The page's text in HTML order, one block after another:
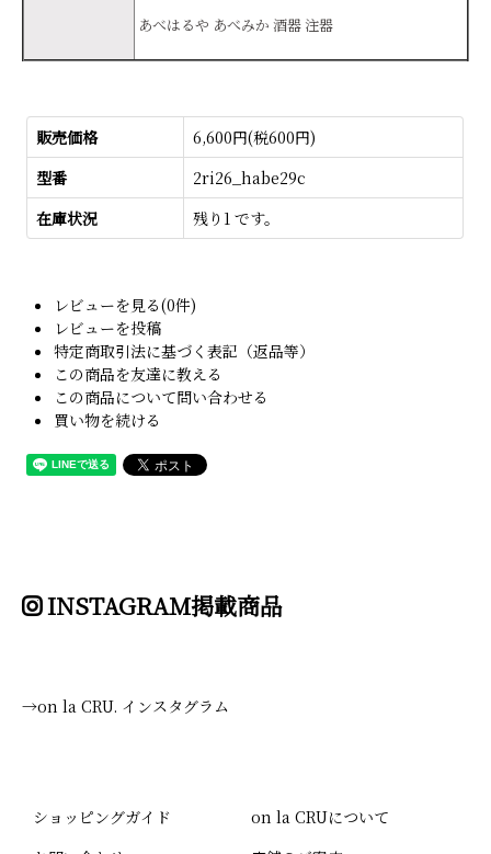
あべはるや あべみか 酒器 注器
販売価格
6,600円(税600円)
型番
2ri26_habe29c
在庫状況
残り1 です。
レビューを見る(0件)
レビューを投稿
特定商取引法に基づく表記（返品等）
この商品を友達に教える
この商品について問い合わせる
買い物を続ける
INSTAGRAM掲載商品
→on la CRU. インスタグラム
ショッピングガイド
on la CRUについて